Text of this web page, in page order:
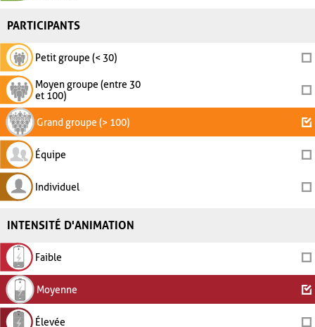
PARTICIPANTS
Petit groupe (< 30)
Moyen groupe (entre 30
et 100)
Grand groupe (> 100)
Équipe
Individuel
INTENSITÉ D'ANIMATION
Faible
Moyenne
Élevée